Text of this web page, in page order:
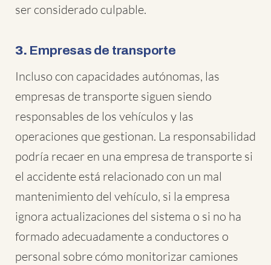
ser considerado culpable.
3. Empresas de transporte
Incluso con capacidades autónomas, las
empresas de transporte siguen siendo
responsables de los vehículos y las
operaciones que gestionan. La responsabilidad
podría recaer en una empresa de transporte si
el accidente está relacionado con un mal
mantenimiento del vehículo, si la empresa
ignora actualizaciones del sistema o si no ha
formado adecuadamente a conductores o
personal sobre cómo monitorizar camiones